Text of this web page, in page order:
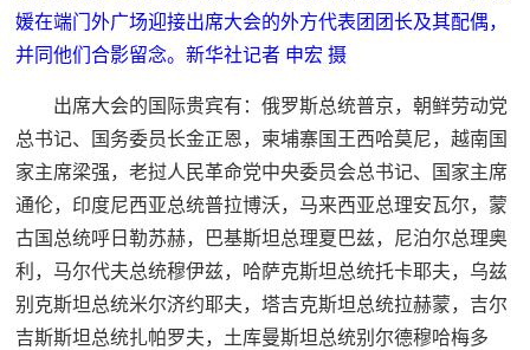
媛在端门外广场迎接出席大会的外方代表团团长及其配偶，
并同他们合影留念。新华社记者 申宏 摄
出席大会的国际贵宾有：俄罗斯总统普京，朝鲜劳动党
总书记、国务委员长金正恩，柬埔寨国王西哈莫尼，越南国
家主席梁强，老挝人民革命党中央委员会总书记、国家主席
通伦，印度尼西亚总统普拉博沃，马来西亚总理安瓦尔，蒙
古国总统呼日勒苏赫，巴基斯坦总理夏巴兹，尼泊尔总理奥
利，马尔代夫总统穆伊兹，哈萨克斯坦总统托卡耶夫，乌兹
别克斯坦总统米尔济约耶夫，塔吉克斯坦总统拉赫蒙，吉尔
吉斯斯坦总统扎帕罗夫，土库曼斯坦总统别尔德穆哈梅多